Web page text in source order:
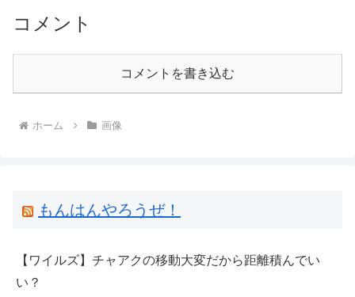
コメント
コメントを書き込む
ホーム 画像
もんはんやろうぜ！
【ワイルズ】チャアクの移動大変だから距離積んでい
い？